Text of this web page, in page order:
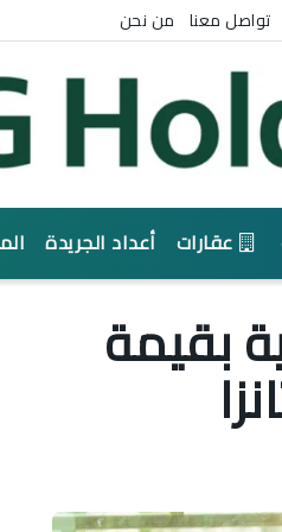
تواصل معنا من نحن
عقارات أعداد الجريدة
بقيمة